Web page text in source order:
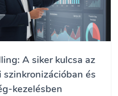
A siker kulcsa az
és
kezelésben